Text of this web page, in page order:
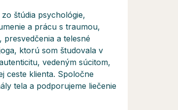
štúdia psychológie,
a prácu s traumou,
a telesné
ktorú som študovala v
vedeným súcitom,
ceste klienta. Spoločne
tela a podporujeme liečenie